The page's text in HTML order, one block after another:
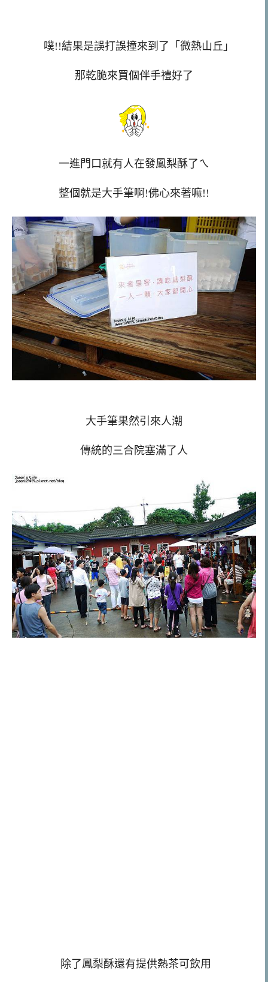
噗!!結果是誤打誤撞來到了「微熱山丘」
那乾脆來買個伴手禮好了
一進門口就有人在發鳳梨酥了ㄟ
整個就是大手筆啊!佛心來著嘛!!
大手筆果然引來人潮
傳統的三合院塞滿了人
除了鳳梨酥還有提供熱茶可飲用